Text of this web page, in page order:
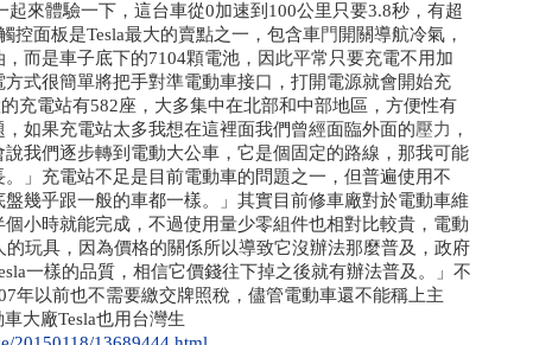
來體驗一下，這台車從0加速到100公里只要3.8秒，有超
控面板是Tesla最大的賣點之一，包含車門 開關導航冷氣，
而是車子底下的7104顆電池，因此平常只要充電不用加
式很簡單將把手對準電動車接口，打開電源就會開始充
充電站有582座，大多集中在北部和中部地區，方便性有
如果充電站太多我想在這裡面我們曾經面臨外面的壓力 ，
說我們逐步轉到電動大公車，它是個固定的路線，那我可能
」充電站不足是目前電動車的問題之一，但普遍使用不
幾乎跟一般的車都一樣。」其實目前修車廠對於電動車維
個小時就能完成，不過使用量少零組件也相對比較貴，電動
玩具，因為價格的關係所以導致它沒辦法那麼普及，政府
一樣的品質，相信它價錢往下掉之後就有辦法普及。」不
年以前也不需要繳交牌照稅，儘管電動車還不能稱上主
大廠Tesla也用台灣生